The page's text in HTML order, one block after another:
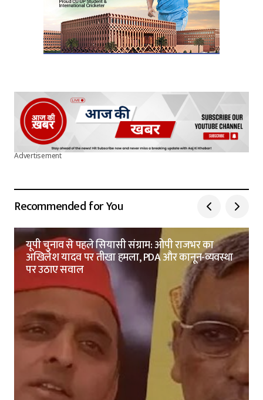
Advertisement
Recommended for You
यूपी चुनाव से पहले सियासी संग्राम: ओपी राजभर का
अखिलेश यादव पर तीखा हमला, PDA और कानून-व्यवस्था
पर उठाए सवाल